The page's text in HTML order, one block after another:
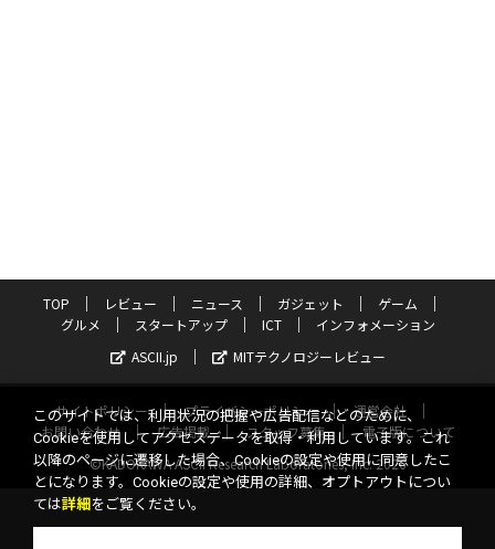
TOP レビュー ニュース ガジェット
ゲーム
グルメ
スタートアップ ICT
インフォメーション
ASCII.jp
MITテクノロジーレビュー
サイトポリシー プライバシーポリシー
運営会社
お問い合わせ
広告掲載 スタッフ募集
電子版について
©KADOKAWA ASCII Research Laboratories, Inc. 2026
このサイトでは、利用状況の把握や広告配信などのために、
Cookieを使用してアクセスデータを取得・利用しています。これ
以降のページに遷移した場合、Cookieの設定や使用に同意したこ
とになります。Cookieの設定や使用の詳細、オプトアウトについ
ては詳細 をご覧ください。